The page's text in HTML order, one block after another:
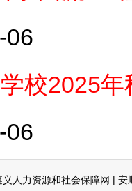
06
校2025
06
义人力资源和社会保障网 | 安